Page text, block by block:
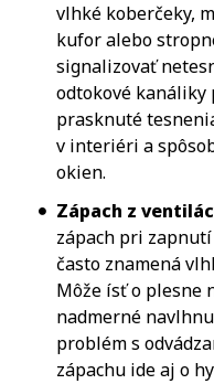
vlhké koberčeky,
kufor alebo
signalizovať
odtokové kanáliky
prasknuté
v interiéri a
okien.
Zápach z
zápach pri
často znamená
Môže ísť o plesne
nadmerné
problém s
zápachu ide aj o